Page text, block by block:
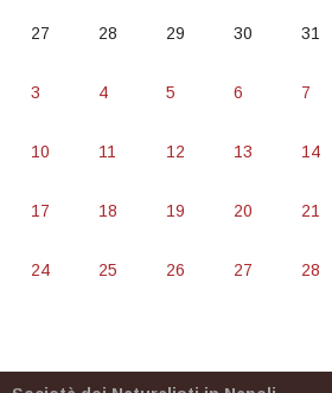
27 28 29 30 31
3 4 5 6 7
10 11 12 13 14
17 18 19 20 21
24 25 26 27 28